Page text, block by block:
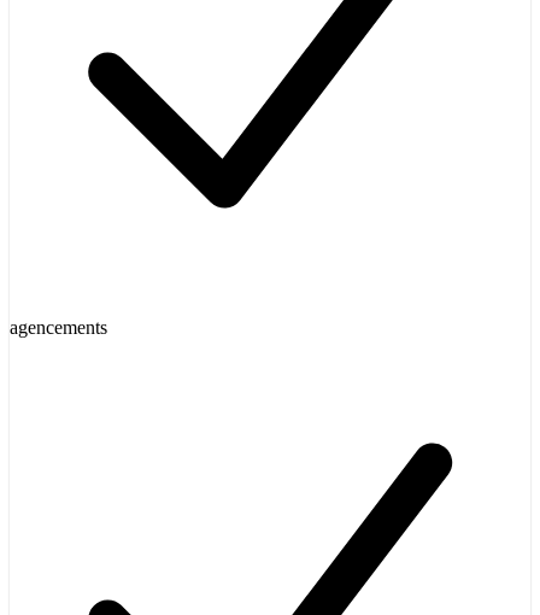
agencements